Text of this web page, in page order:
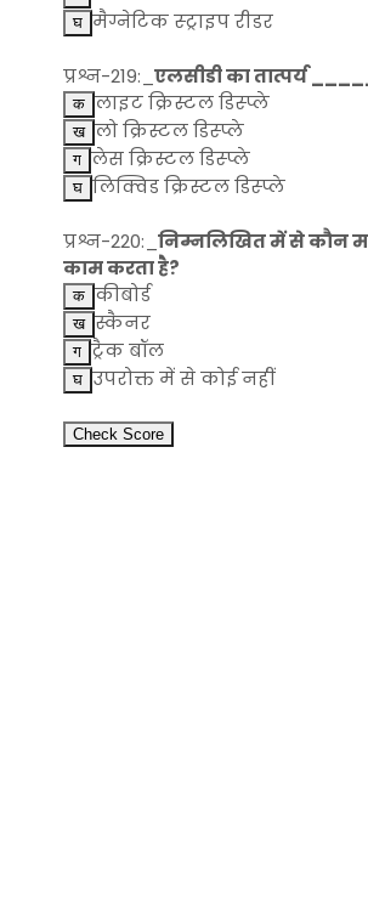
मैग्नेटिक स्ट्राइप रीडर
प्रश्न-219:_ एलसीडी का तात्पर्य
लाइट क्रिस्टल डिस्प्ले
लो क्रिस्टल डिस्प्ले
लेस क्रिस्टल डिस्प्ले
लिक्विड क्रिस्टल डिस्प्ले
प्रश्न-220:_ निम्नलिखित में से कौन
काम करता है?
कीबोर्ड
स्कैनर
ट्रैक बॉल
उपरोक्त में से कोई नहीं